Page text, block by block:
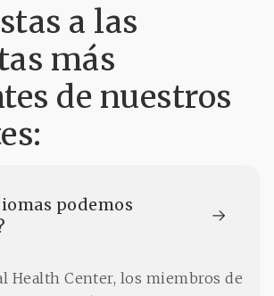
a las
más
de nuestros
podemos
Health Center, los miembros de